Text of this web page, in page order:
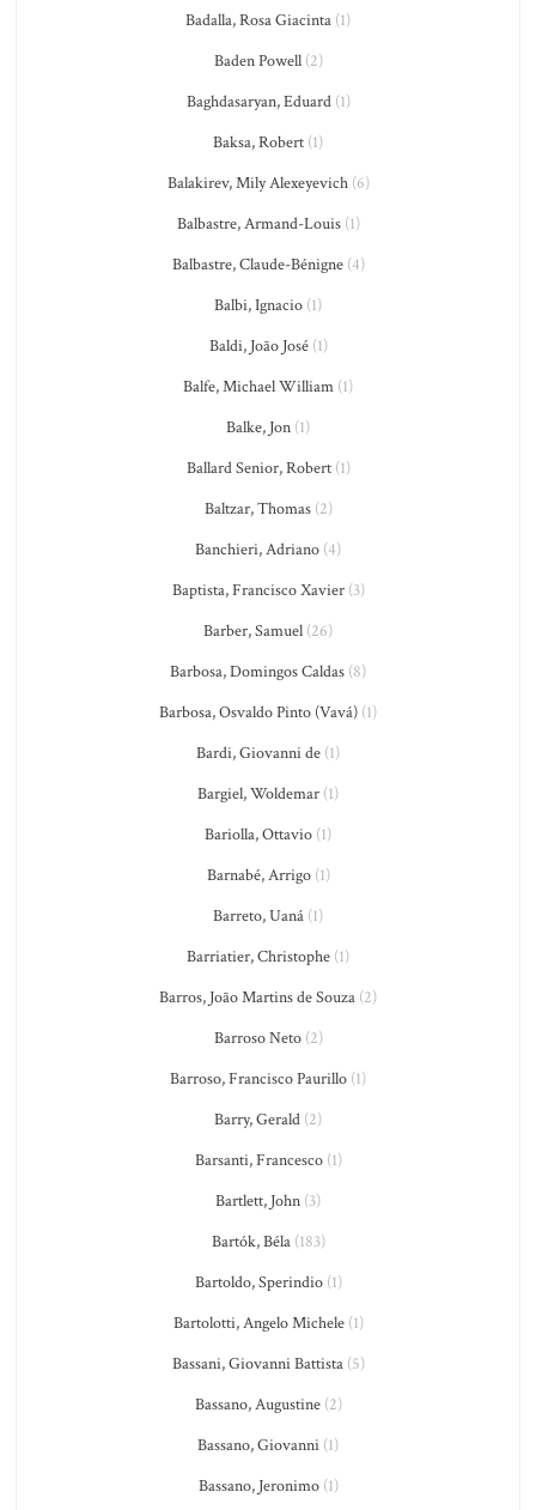
Badalla, Rosa Giacinta (1)
Baden Powell(2)
Baghdasaryan, Eduard(1)
Baksa, Robert (1)
Balakirev, Mily Alexeyevich(6)
Balbastre, Armand-Louis(1)
Balbastre, Claude-Bénigne(4)
Balbi, Ignacio (1)
Baldi, João José(1)
Balfe, Michael William (1)
Balke, Jon (1)
Ballard Senior, Robert(1)
Baltzar, Thomas(2)
Banchieri, Adriano (4)
Baptista, Francisco Xavier(3)
Barber, Samuel (26)
Barbosa, Domingos Caldas (8)
Barbosa, Osvaldo Pinto (Vavá) (1)
Bardi, Giovanni de (1)
Bargiel, Woldemar (1)
Bariolla, Ottavio (1)
Barnabé, Arrigo(1)
Barreto, Uaná (1)
Barriatier, Christophe (1)
Barros, João Martins de Souza (2)
Barroso Neto(2)
Barroso, Francisco Paurillo (1)
Barry, Gerald (2)
Barsanti, Francesco(1)
Bartlett, John (3)
Bartók, Béla(183)
Bartoldo, Sperindio(1)
Bartolotti, Angelo Michele(1)
Bassani, Giovanni Battista(5)
Bassano, Augustine(2)
Bassano, Giovanni (1)
Bassano, Jeronimo(1)